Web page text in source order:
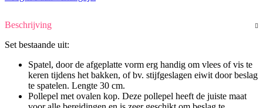
Beschrijving
Set bestaande uit:
Spatel, door de afgeplatte vorm erg handig om vlees of vis te
keren tijdens het bakken, of bv. stijfgeslagen eiwit door beslag
te spatelen. Lengte 30 cm.
Pollepel met ovalen kop. Deze pollepel heeft de juiste maat